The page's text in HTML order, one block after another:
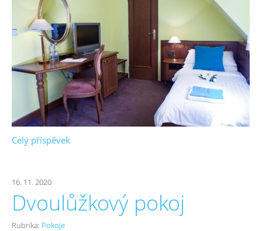
Celý příspěvek
16. 11. 2020
Dvoulůžkový pokoj
Rubrika: Pokoje